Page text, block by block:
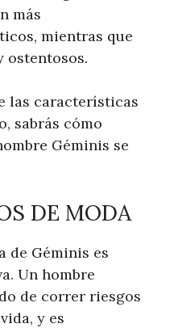
más
mientras que
ostentosos.
las características
sabrás cómo
Géminis se
DE MODA
de Géminis es
Un hombre
de correr riesgos
y es